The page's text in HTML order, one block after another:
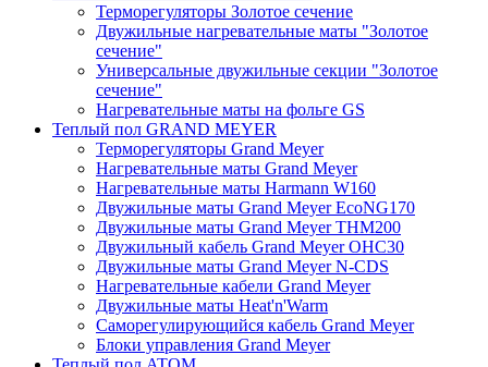
Терморегуляторы Золотое сечение
Двужильные нагревательные маты "Золотое
сечение"
Универсальные двужильные секции "Золотое
сечение"
Нагревательные маты на фольге GS
Теплый пол GRAND MEYER
Терморегуляторы Grand Meyer
Нагревательные маты Grand Meyer
Нагревательные маты Harmann W160
Двужильные маты Grand Meyer EcoNG170
Двужильные маты Grand Meyer THM200
Двужильный кабель Grand Meyer OHC30
Двужильные маты Grand Meyer N-CDS
Нагревательные кабели Grand Meyer
Двужильные маты Heat'n'Warm
Саморегулирующийся кабель Grand Meyer
Блоки управления Grand Meyer